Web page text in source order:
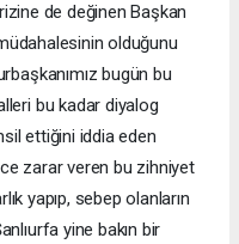
de değinen Başkan
olduğunu
bugün bu
bu kadar diyalog
ettiğini iddia eden
zarar veren bu zihniyet
yapıp, sebep olanların
yine bakın bir